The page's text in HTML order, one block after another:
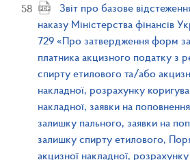
Звіт про базове
наказу Міністерства фінансів
729 «Про затвердження форм
платника акцизного податку з
спирту етилового та/або
накладної, розрахунку
накладної, заявки на
залишку пального, заявки на
залишку спирту етилового,
акцизної накладної,